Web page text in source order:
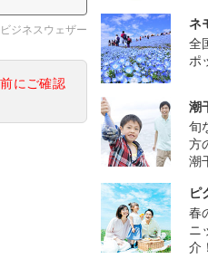
ジネスウェザー
にご確認
ネ
全
ポ
潮
旬
方
潮
ピ
春
ニ
介！